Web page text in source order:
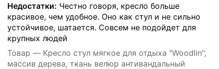
Недостатки: Честно говоря, кресло больше
красивое, чем удобное. Оно как стул и не сильно
устойчивое, шатается. Совсем не подойдет для
крупных людей
Товар — Кресло стул мягкое для отдыха "Woodlin",
массив дерева, ткань велюр антивандальный